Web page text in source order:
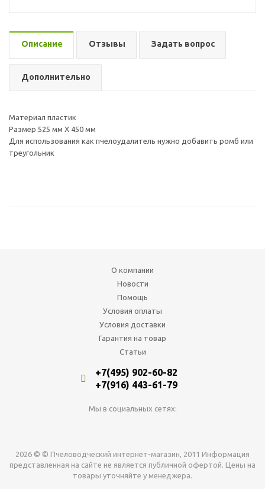
Описание Отзывы Задать вопрос
Дополнительно
Материал пластик
Размер 525 мм X 450 мм
Для использования как пчелоудалитель нужно добавить ромб или
треугольник
О компании
Новости
Помощь
Условия оплаты
Условия доставки
Гарантия на товар
Статьи
+7(495) 902-60-82
+7(916) 443-61-79
Мы в социальных сетях:
2026 © © Пчеловодческий интернет-магазин, 2011 Информация
представленная на сайте не является публичной офертой. Цены на
товары уточняйте у менеджера.